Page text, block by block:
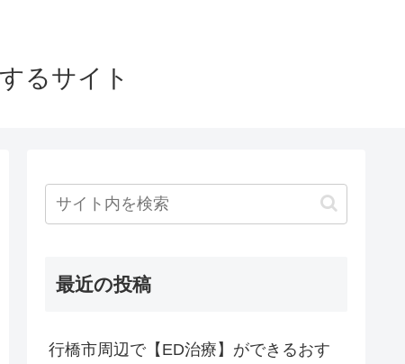
るサイト
最近の投稿
行橋市周辺で【ED治療】ができるおす